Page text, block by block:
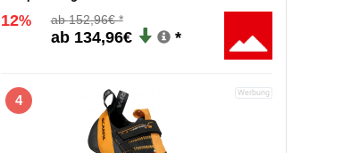
12% 152,96€
134,96€
4